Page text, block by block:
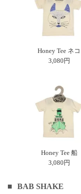
Honey Tee ネコ
3,080円
Honey Tee 船
3,080円
BAB SHAKE